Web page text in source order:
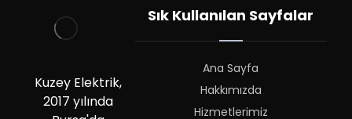
Kuzey Elektrik,
2017 yılında
Sık Kullanılan Sayfalar
Ana Sayfa
Hakkımızda
Hizmetlerimiz